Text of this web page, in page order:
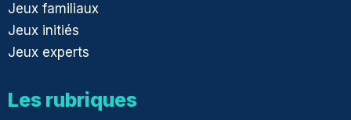
Jeux familiaux
Jeux initiés
Jeux experts
Les rubriques